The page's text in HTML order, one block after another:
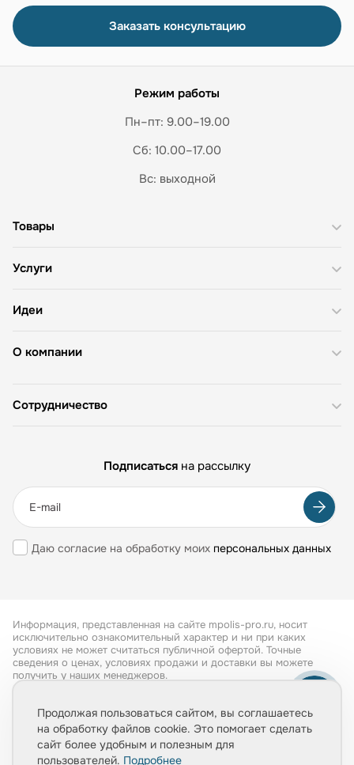
Заказать консультацию
Режим работы
Пн–пт: 9.00–19.00
Сб: 10.00–17.00
Вс: выходной
О компании
Товары
Услуги
Идеи
Сотрудничество
Подписаться на рассылку
Даю согласие на обработку моих персональных данных
Информация, представленная на сайте mpolis-pro.ru, носит
исключительно ознакомительный характер и ни при каких
условиях не может считаться публичной офертой. Точные
сведения о ценах, условиях продажи и доставки вы можете
получить у наших менеджеров.
Обработка персональных данных
Политика конфиденциальности
Продолжая пользоваться сайтом, вы соглашаетесь
на обработку файлов cookie. Это помогает сделать
сайт более удобным и полезным для
пользователей. Подробнее